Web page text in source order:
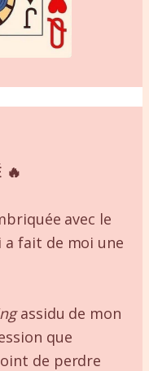
🔥
avec le
fait de moi une
assidu de mon
que
de perdre